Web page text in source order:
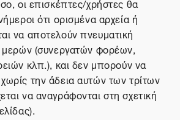
ότι ορισμένα αρχεία ή
να αποτελούν πνευματική
μερών (συνεργατών φορέων,
κλπ.), και δεν μπορούν να
την άδεια αυτών των τρίτων
να αναγράφονται στη σχετική